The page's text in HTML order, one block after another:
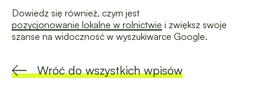
Dowiedz się również, czym jest
pozycjonowanie lokalne w rolnictwie i zwiększ swoje
szanse na widoczność w wyszukiwarce Google.
Wróć do wszystkich wpisów